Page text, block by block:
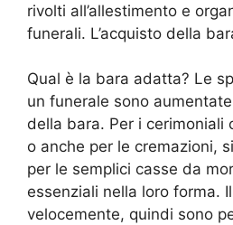
rivolti all’allestimento e
funerali. L’acquisto della
Qual è la bara adatta? Le
un funerale sono
della bara. Per i cerimoniali
o anche per le cremazioni,
per le semplici casse da
essenziali nella loro forma.
velocemente, quindi sono